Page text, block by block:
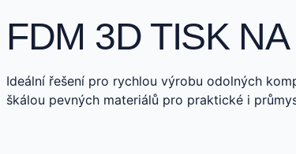
FDM 3D TISK
Ideální řešení pro rychlou výrobu odolných
škálou pevných materiálů pro praktické i